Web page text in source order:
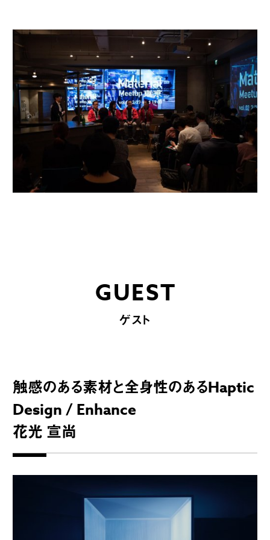
GUEST
ゲスト
触感のある素材と全身性のあるHaptic
Design / Enhance
花光 宣尚